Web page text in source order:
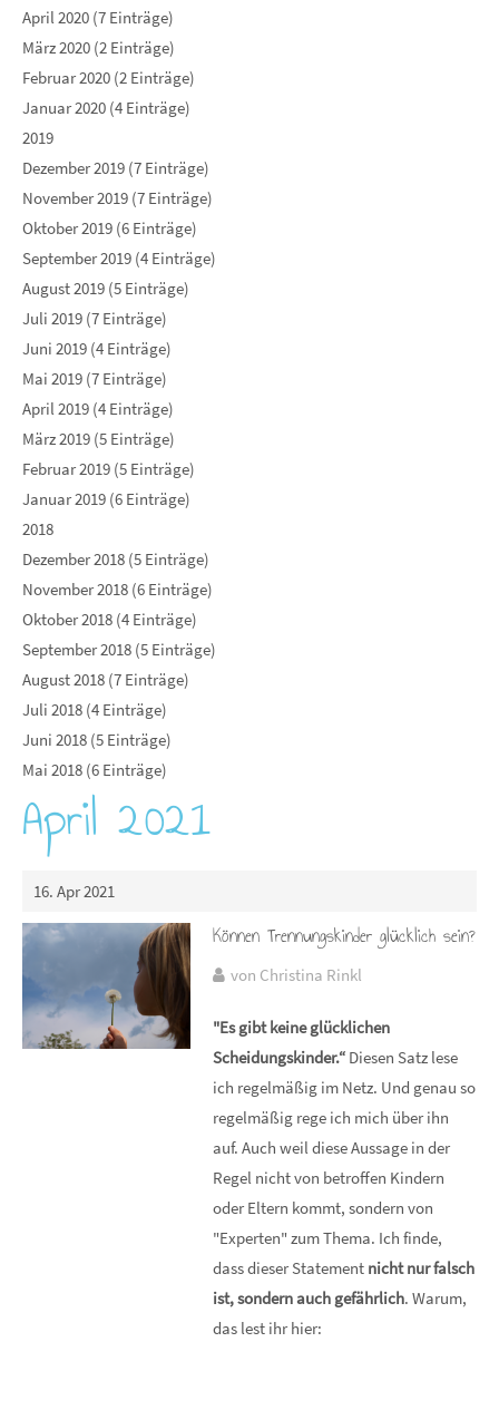
April 2020 (7 Einträge)
März 2020 (2 Einträge)
Februar 2020 (2 Einträge)
Januar 2020 (4 Einträge)
2019
Dezember 2019 (7 Einträge)
November 2019 (7 Einträge)
Oktober 2019 (6 Einträge)
September 2019 (4 Einträge)
August 2019 (5 Einträge)
Juli 2019 (7 Einträge)
Juni 2019 (4 Einträge)
Mai 2019 (7 Einträge)
April 2019 (4 Einträge)
März 2019 (5 Einträge)
Februar 2019 (5 Einträge)
Januar 2019 (6 Einträge)
2018
Dezember 2018 (5 Einträge)
November 2018 (6 Einträge)
Oktober 2018 (4 Einträge)
September 2018 (5 Einträge)
August 2018 (7 Einträge)
Juli 2018 (4 Einträge)
Juni 2018 (5 Einträge)
Mai 2018 (6 Einträge)
April 2021
16. Apr 2021
Können Trennungskinder glücklich sein?
von Christina Rinkl
"Es gibt keine glücklichen
Scheidungskinder.“ Diesen Satz lese
ich regelmäßig im Netz. Und genau so
regelmäßig rege ich mich über ihn
auf. Auch weil diese Aussage in der
Regel nicht von betroffen Kindern
oder Eltern kommt, sondern von
"Experten" zum Thema. Ich finde,
dass dieser Statement nicht nur falsch
ist, sondern auch gefährlich. Warum,
das lest ihr hier: